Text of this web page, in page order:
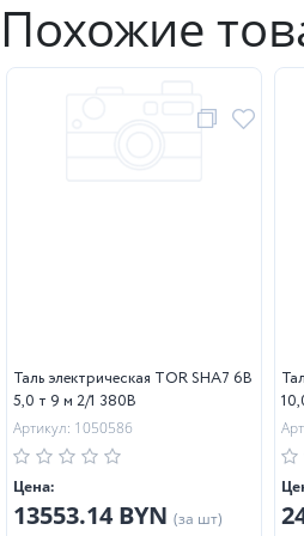
Похожие
Таль электрическая TOR SHA7 6B
5,0 т 9 м 2/1 380В
Артикул: 1050586
Цена:
13553.14 BYN (за шт)